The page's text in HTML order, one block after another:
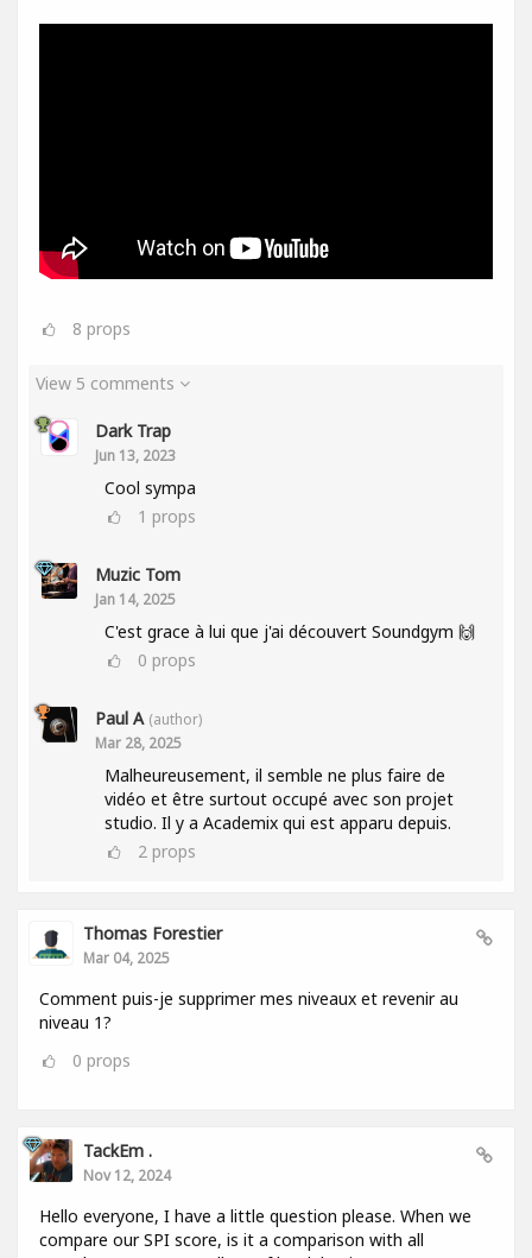
8 props
View 5 comments
Dark Trap
Jun 13, 2023
Cool sympa
1 props
Muzic Tom
Jan 14, 2025
C'est grace à lui que j'ai découvert Soundgym 🙌
0 props
Paul A (author)
Mar 28, 2025
Malheureusement, il semble ne plus faire de
vidéo et être surtout occupé avec son projet
studio. Il y a Academix qui est apparu depuis.
2 props
Thomas Forestier
Mar 04, 2025
Comment puis-je supprimer mes niveaux et revenir au
niveau 1?
0 props
TackEm .
Nov 12, 2024
Hello everyone, I have a little question please. When we
compare our SPI score, is it a comparison with all